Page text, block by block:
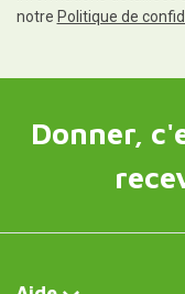
notre Politique de
Donner,